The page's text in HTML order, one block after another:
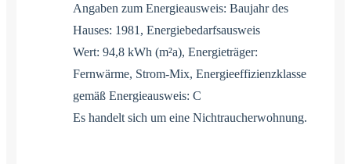
Angaben zum Energieausweis: Baujahr des
Hauses: 1981, Energiebedarfsausweis
Wert: 94,8 kWh (m²a), Energieträger:
Fernwärme, Strom-Mix, Energieeffizienzklasse
gemäß Energieausweis: C
Es handelt sich um eine Nichtraucherwohnung.